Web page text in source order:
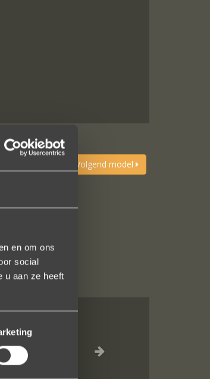
en om ons
social
u aan ze heeft
Volgend model